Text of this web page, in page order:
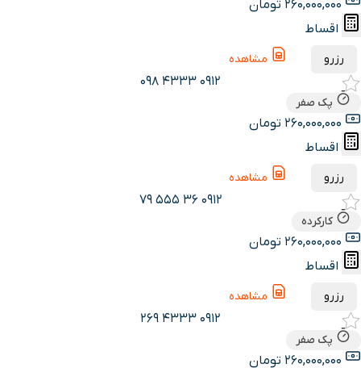
اقساط
رزرو مشاهده
0912 4333 098
پک صفر
اقساط
رزرو مشاهده
0912 36 555 79
کارکرده
اقساط
رزرو مشاهده
0912 4333 269
پک صفر